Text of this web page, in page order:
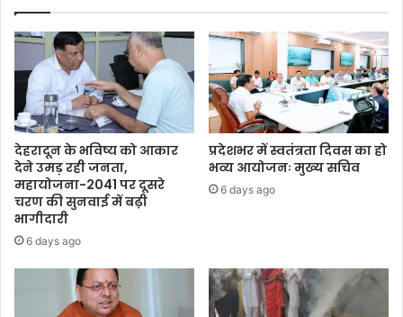
देहरादून के भविष्य को आकार
देने उमड़ रही जनता,
महायोजना-2041 पर दूसरे
चरण की सुनवाई में बढ़ी
भागीदारी
6 days ago
प्रदेशभर में स्वतंत्रता दिवस का हो
भव्य आयोजनः मुख्य सचिव
6 days ago